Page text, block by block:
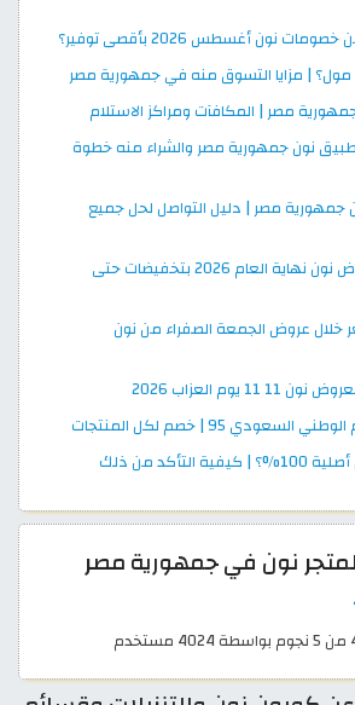
نون أغسطس 2026 بأقصى توفير؟
مول؟ | مزايا التسوق منه في جمهورية مصر
مصر | المكافآت ومراكز الاستلام
نون جمهورية مصر والشراء منه خطوة
جمهورية مصر | دليل التواصل لحل جميع
تسوق خلال عروض نون نهاية العام 2026 بتخفيضات حتى
عروض الجمعة الصفراء من نون
يوم العزاب 2026
95 | خصم لكل المنتجات
من ذلك
لمتجر نون في جمهورية مصر